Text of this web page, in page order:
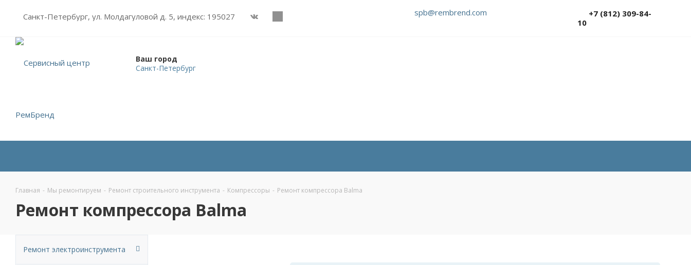
Санкт-Петербург, ул. Молдагуловой д. 5, индекс: 195027 spb@rembrend.com
+7 (812) 309-84-
10
Ваш город
Санкт-Петербург
Главная - Мы ремонтируем - Ремонт строительного инструмента - Компрессоры - Ремонт компрессора Balma
Ремонт компрессора Balma
Ремонт электроинструмента